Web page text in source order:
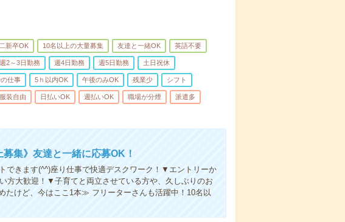
新卒OK 10名以上の大量募集 友達と一緒OK 英語不要
週2～3日勤務 週4日勤務 週5日勤務 土日祝休
仕事 5ｈ以内OK 午後のみOK 残業少 シフト
服装自由 日払いOK 週払いOK 職場が分煙 派遣多
集》友達と一緒に応募OK！
できます(^^)座り仕事で快適デスクワーク！▼エントリーか
方大歓迎！▼子育てと両立させている方や、久しぶりのお
けど、今はここ1本≫ フリーターさんも活躍中！10名以